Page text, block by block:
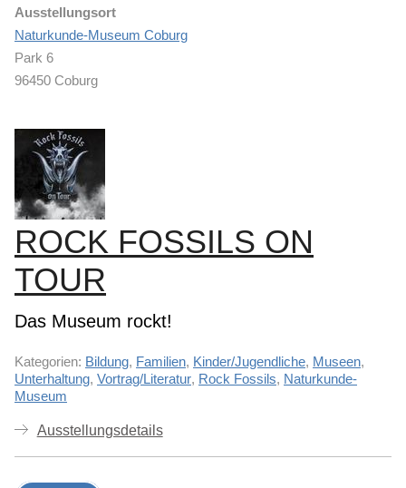
Ausstellungsort
Naturkunde-Museum Coburg
Park 6
96450 Coburg
ROCK FOSSILS ON
TOUR
Das Museum rockt!
Kategorien: Bildung, Familien, Kinder/Jugendliche, Museen,
Unterhaltung, Vortrag/Literatur, Rock Fossils, Naturkunde-
Museum
Ausstellungsdetails